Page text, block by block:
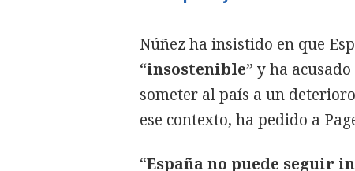
Núñez ha insistido en que
“insostenible” y ha
someter al país a un
ese contexto, ha pedido a
“España no puede seguir